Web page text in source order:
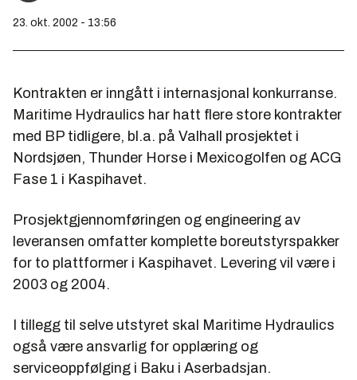
23. okt. 2002 - 13:56
Kontrakten er inngått i internasjonal konkurranse.
Maritime Hydraulics har hatt flere store kontrakter
med BP tidligere, bl.a. på Valhall prosjektet i
Nordsjøen, Thunder Horse i Mexicogolfen og ACG
Fase 1 i Kaspihavet.
Prosjektgjennomføringen og engineering av
leveransen omfatter komplette boreutstyrspakker
for to plattformer i Kaspihavet. Levering vil være i
2003 og 2004.
I tillegg til selve utstyret skal Maritime Hydraulics
også være ansvarlig for opplæring og
serviceoppfølging i Baku i Aserbadsjan.